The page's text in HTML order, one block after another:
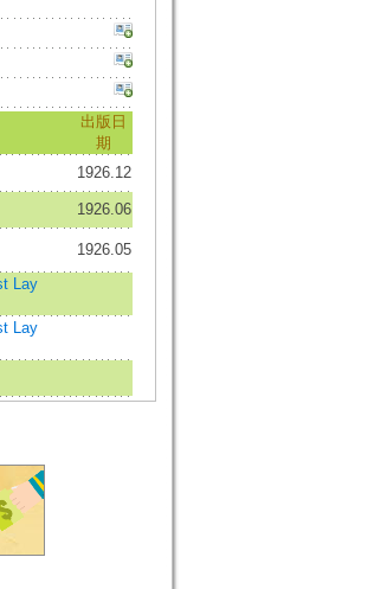
出版日
期
1926.12
1926.06
1926.05
Lay
Lay